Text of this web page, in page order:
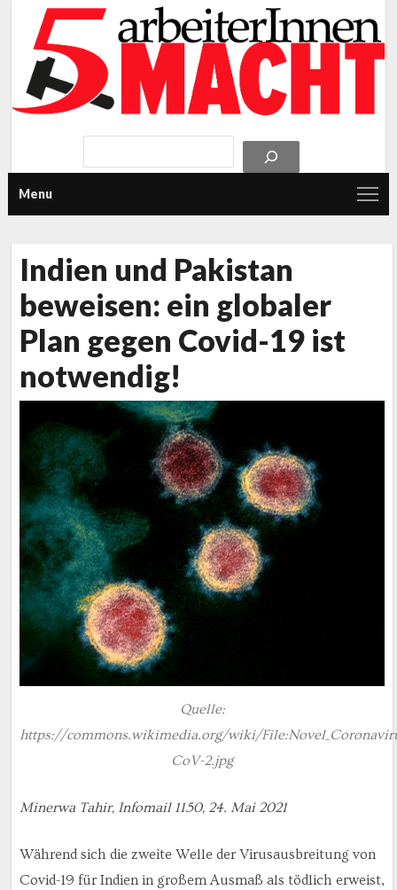
Menu
Indien und Pakistan
beweisen: ein globaler
Plan gegen Covid-19 ist
notwendig!
Quelle:
https://commons.wikimedia.org/wiki/
CoV-2.jpg
Minerwa Tahir, Infomail 1150, 24. Mai 2021
Während sich die zweite Welle der Virusausbreitung von
Covid-19 für Indien in großem Ausmaß als tödlich erweist,